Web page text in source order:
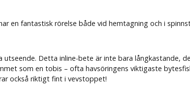
en fantastisk rörelse både vid hemtagning och i
Detta inline-bete är inte bara långkastande,
som en tobis – ofta havsöringens viktigaste
också riktigt fint i vevstoppet!